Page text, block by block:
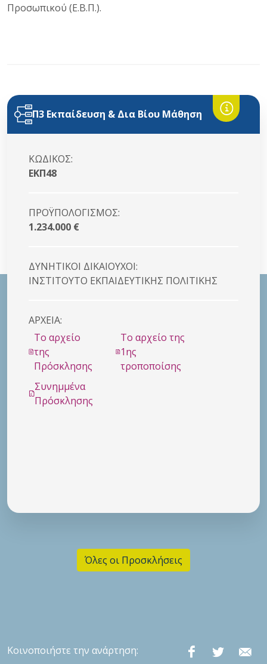
Προσωπικού (Ε.Β.Π.).
Π3 Εκπαίδευση & Δια Βίου Μάθηση
ΚΩΔΙΚΟΣ:
ΕΚΠ48
ΠΡΟΫΠΟΛΟΓΙΣΜΟΣ:
1.234.000 €
ΔΥΝΗΤΙΚΟI ΔΙΚΑΙΟYΧΟΙ:
ΙΝΣΤΙΤΟΥΤΟ ΕΚΠΑΙΔΕΥΤΙΚΗΣ ΠΟΛΙΤΙΚΗΣ
ΑΡΧΕΙΑ:
Το αρχείο
της
Πρόσκλησης
Συνημμένα
Πρόσκλησης
Το αρχείο της
1ης
τροποποίσης
Όλες οι Προσκλήσεις
Κοινοποιήστε την ανάρτηση: